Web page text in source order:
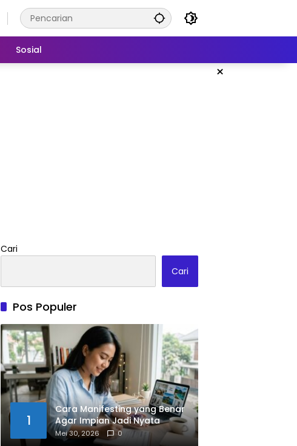
Sosial
×
Cari
Cari
Pos Populer
1
Cara Manifesting yang Benar
Agar Impian Jadi Nyata
Mei 30, 2026 0